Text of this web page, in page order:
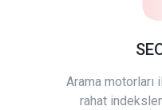
Arama motorları
rahat